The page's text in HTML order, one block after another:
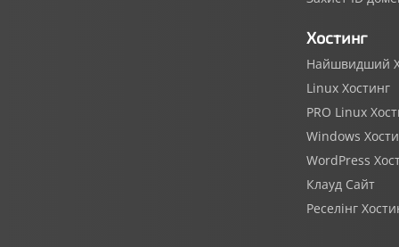
Хостинг
Найшвидший
Linux Хостинг
PRO Linux
Windows
WordPress
Клауд Сайт
Реселінг